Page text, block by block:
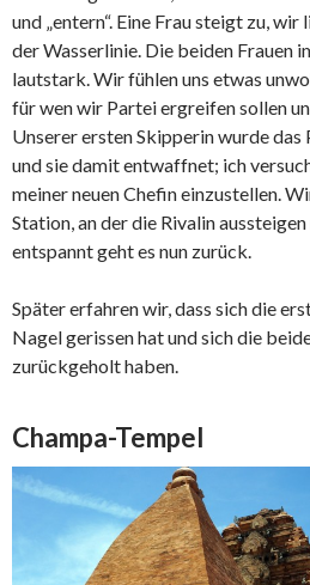
und „entern“. Eine Frau steigt zu,
der Wasserlinie. Die beiden Frauen
lautstark. Wir fühlen uns etwas
für wen wir Partei ergreifen sollen
Unserer ersten Skipperin wurde das
und sie damit entwaffnet; ich
meiner neuen Chefin einzustellen.
Station, an der die Rivalin aussteigen
entspannt geht es nun zurück.
Später erfahren wir, dass sich die
Nagel gerissen hat und sich die
zurückgeholt haben.
Champa-Tempel